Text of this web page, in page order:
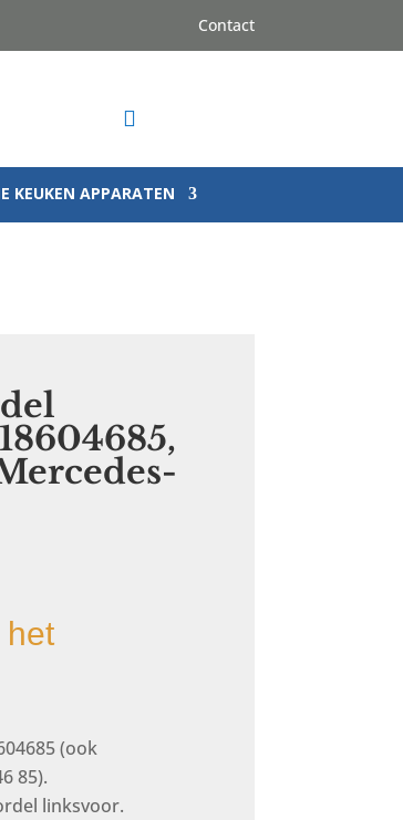
Contact

KEUKEN APPARATEN
het
(ook
85).
linksvoor.